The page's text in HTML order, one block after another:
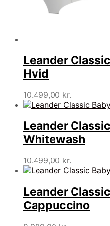
Leander
Hvid
10.499,00 kr.
Leander
Whitewash
10.499,00 kr.
Leander
Cappuccino